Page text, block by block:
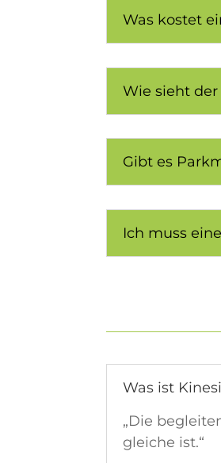
Was kostet
Wie sieht
Gibt es
Ich muss
Was ist
„Die
gleiche ist.“